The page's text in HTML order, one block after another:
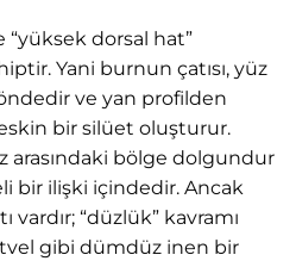
dorsal hat”
Yani burnun çatısı, yüz
ve yan profilden
bir silüet oluşturur.
arasındaki bölge dolgundur
bir ilişki içindedir. Ancak
vardır; “düzlük” kavramı
gibi dümdüz inen bir